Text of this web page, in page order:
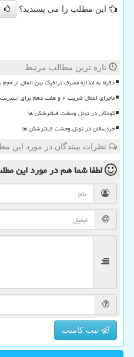
این مطلب را می پسندید؟
تازه ترین مطالب مرتبط
دقیقا به اندازه مصرف ترافیک بین الملل از
ماجرای اعمال ضریب ۲ و هفت دهم برای اینترنت بین الملل چیست؟
کودکان در تونل وحشت فیلترشکن ها
خردسالان در تونل وحشت فیلترشکن ها
نظرات بینندگان در مورد این
لطفا شما همدر مورد این
ثبت کامنت